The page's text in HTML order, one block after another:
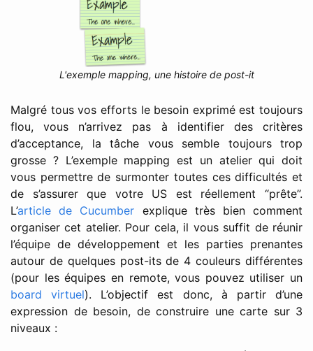
L'exemple mapping, une histoire de post-it
Malgré tous vos efforts le besoin exprimé est toujours
flou, vous n’arrivez pas à identifier des critères
d’acceptance, la tâche vous semble toujours trop
grosse ? L’exemple mapping est un atelier qui doit
vous permettre de surmonter toutes ces difficultés et
de s’assurer que votre US est réellement “prête”.
L’article de Cucumber explique très bien comment
organiser cet atelier. Pour cela, il vous suffit de réunir
l’équipe de développement et les parties prenantes
autour de quelques post-its de 4 couleurs différentes
(pour les équipes en remote, vous pouvez utiliser un
board virtuel). L’objectif est donc, à partir d’une
expression de besoin, de construire une carte sur 3
niveaux :